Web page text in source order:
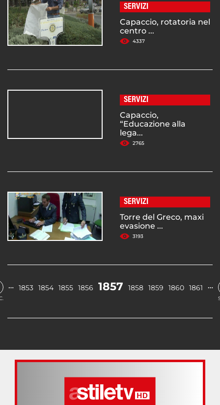
SERVIZI
Capaccio, rotatoria nel
centro ...
4337
SERVIZI
Capaccio,
“Educazione alla
lega...
2765
SERVIZI
Torre del Greco, maxi
evasione ...
3193
… 1853 1854 1855 1856 1857 1858 1859 1860 1861 …